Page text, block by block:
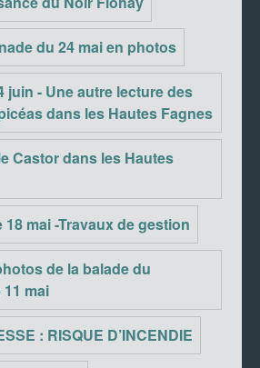
du 24 mai en photos
juin - Une autre lecture des
dans les Hautes Fagnes
Castor dans les Hautes
18 mai -Travaux de gestion
de la balade du
mai
: RISQUE D’INCENDIE